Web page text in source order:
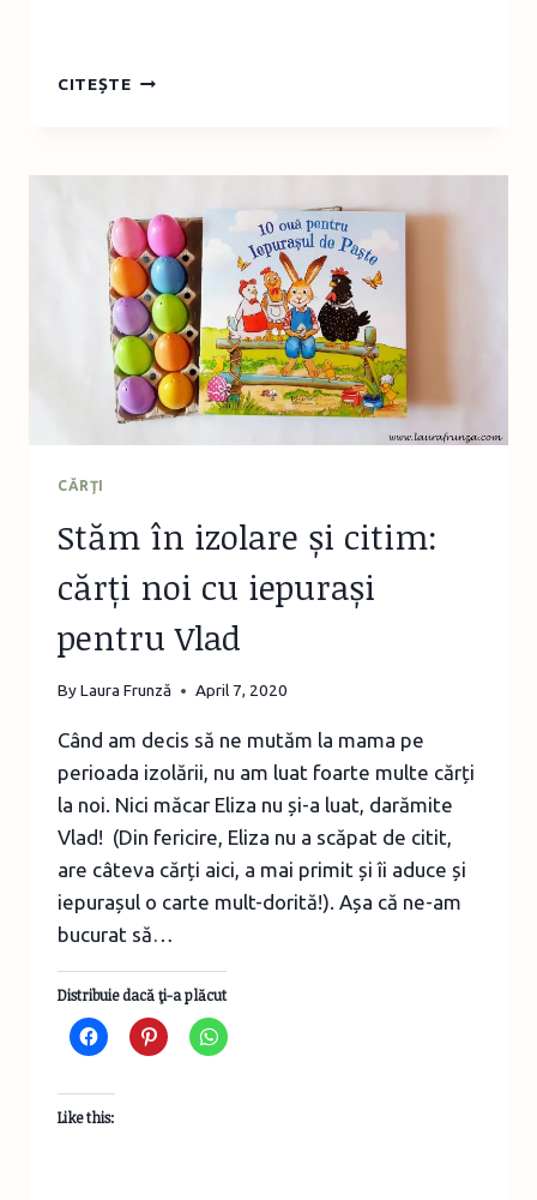
CITEȘTERECOMANDARE:
VIITORII
NATURALIȘTI
CĂRŢI
Stăm în izolare și citim:
cărți noi cu iepurași
pentru Vlad
ByLaura Frunză April 7, 2020
Când am decis să ne mutăm la mama pe
perioada izolării, nu am luat foarte multe cărți
la noi. Nici măcar Eliza nu și-a luat, darămite
Vlad! (Din fericire, Eliza nu a scăpat de citit,
are câteva cărți aici, a mai primit și îi aduce și
iepurașul o carte mult-dorită!). Așa că ne-am
bucurat să…
Distribuie dacă ţi-a plăcut
Like this: